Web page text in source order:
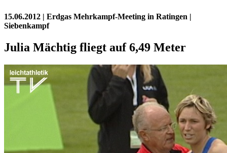
15.06.2012 | Erdgas Mehrkampf-Meeting in Ratingen |
Siebenkampf
Julia Mächtig fliegt auf 6,49 Meter